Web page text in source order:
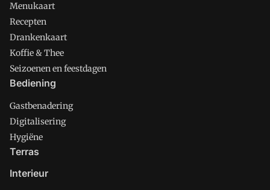
Menukaart
Recepten
Drankenkaart
Koffie & Thee
Seizoenen en feestdagen
Bediening
Gastbenadering
Digitalisering
Hygiëne
Terras
Interieur